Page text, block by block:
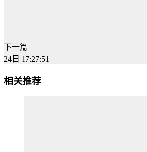
下一篇
24日 17:27:51
相关推荐